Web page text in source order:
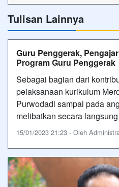
Tulisan Lainnya
Guru Penggerak,
Program Guru Penggerak
Sebagai bagian dari
pelaksanaan kurikulum
Purwodadi sampai pada
melibatkan secara
15/01/2023 21:23 - Oleh